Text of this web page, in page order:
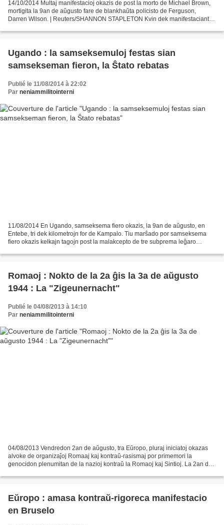
14/10/2014 Multaj manifestacioj okazis de post la morto de Michael Brown,
mortigita la 9an de aŭgusto fare de blankhaŭta policisto de Ferguson,
Darren Wilson. | Reuters/SHANNON STAPLETON Kvin dek manifestaciantoj
Ugando : la samseksemuloj festas sian
samsekseman fieron, la Ŝtato rebatas
Publié le 11/08/2014 à 22:02
Par neniammilitointerni
11/08/2014 En Ugando, samseksema fiero okazis, la 9an de aŭgusto, en
Entebe, tri dek kilometrojn for de Kampalo. Tiu marŝado por samseksema
fiero okazis kelkajn tagojn post la malakcepto de tre subprema leĝaro
Romaoj : Nokto de la 2a ĝis la 3a de aŭgusto
1944 : La "Zigeunernacht"
Publié le 04/08/2013 à 14:10
Par neniammilitointerni
04/08/2013 Vendredon 2an de aŭgusto, tra Eŭropo, pluraj iniciatoj okazas
alvoke de organizaĵoj Romaaj kaj kontraŭ-rasismaj por primemori la
genocidon plenumitan de la nazioj kontraŭ la Romaoj kaj Sintioj. La 2an de
Eŭropo : amasa kontraŭ-rigoreca manifestacio
en Bruselo